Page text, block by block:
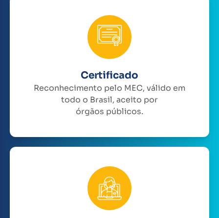
Certificado
Reconhecimento pelo MEC, válido em
todo o Brasil, aceito por
órgãos públicos.